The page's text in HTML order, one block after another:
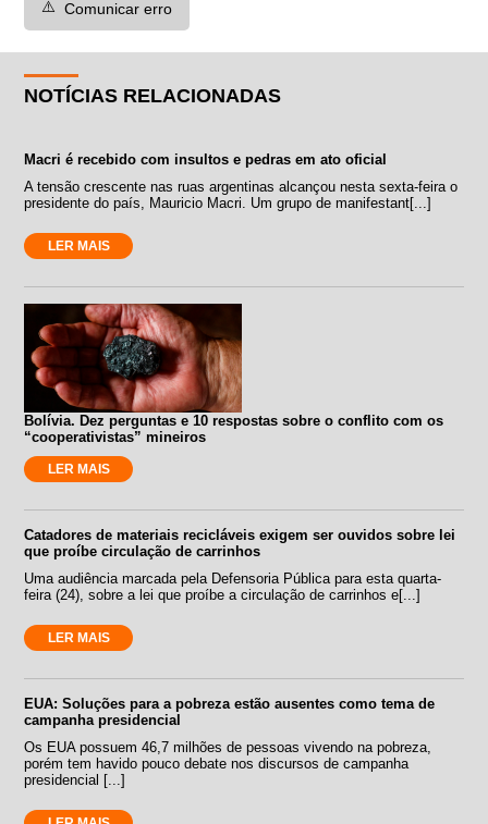
⚠️ Comunicar erro
NOTÍCIAS RELACIONADAS
Macri é recebido com insultos e pedras em ato oficial
A tensão crescente nas ruas argentinas alcançou nesta sexta-feira o
presidente do país, Mauricio Macri. Um grupo de manifestant[...]
LER MAIS
Bolívia. Dez perguntas e 10 respostas sobre o conflito com os
“cooperativistas” mineiros
LER MAIS
Catadores de materiais recicláveis exigem ser ouvidos sobre lei
que proíbe circulação de carrinhos
Uma audiência marcada pela Defensoria Pública para esta quarta-
feira (24), sobre a lei que proíbe a circulação de carrinhos e[...]
LER MAIS
EUA: Soluções para a pobreza estão ausentes como tema de
campanha presidencial
Os EUA possuem 46,7 milhões de pessoas vivendo na pobreza,
porém tem havido pouco debate nos discursos de campanha
presidencial [...]